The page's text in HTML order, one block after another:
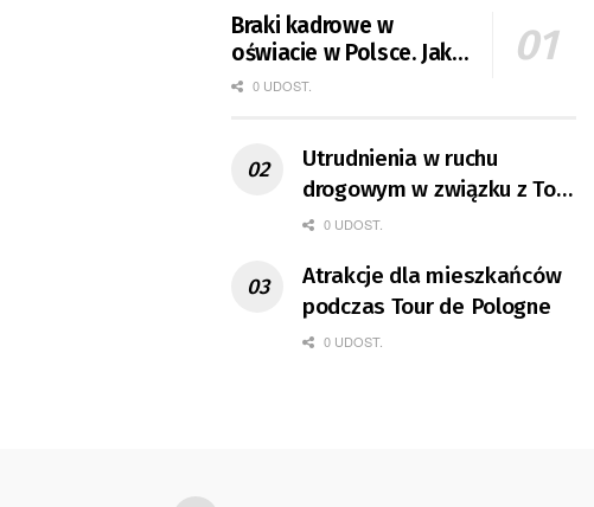
Braki kadrowe w
oświacie w Polsce. Jak
jest w Gorzowie?
0 UDOST.
Utrudnienia w ruchu
drogowym w związku z Tour
de Pologne
0 UDOST.
Atrakcje dla mieszkańców
podczas Tour de Pologne
0 UDOST.